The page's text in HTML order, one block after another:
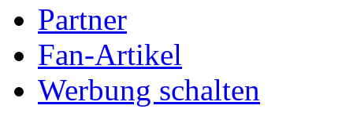
Partner
Fan-Artikel
Werbung schalten